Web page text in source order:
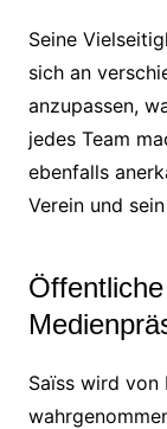
Seine
sich an
anzupassen,
jedes Team
ebenfalls
Verein und
Saïss wird von